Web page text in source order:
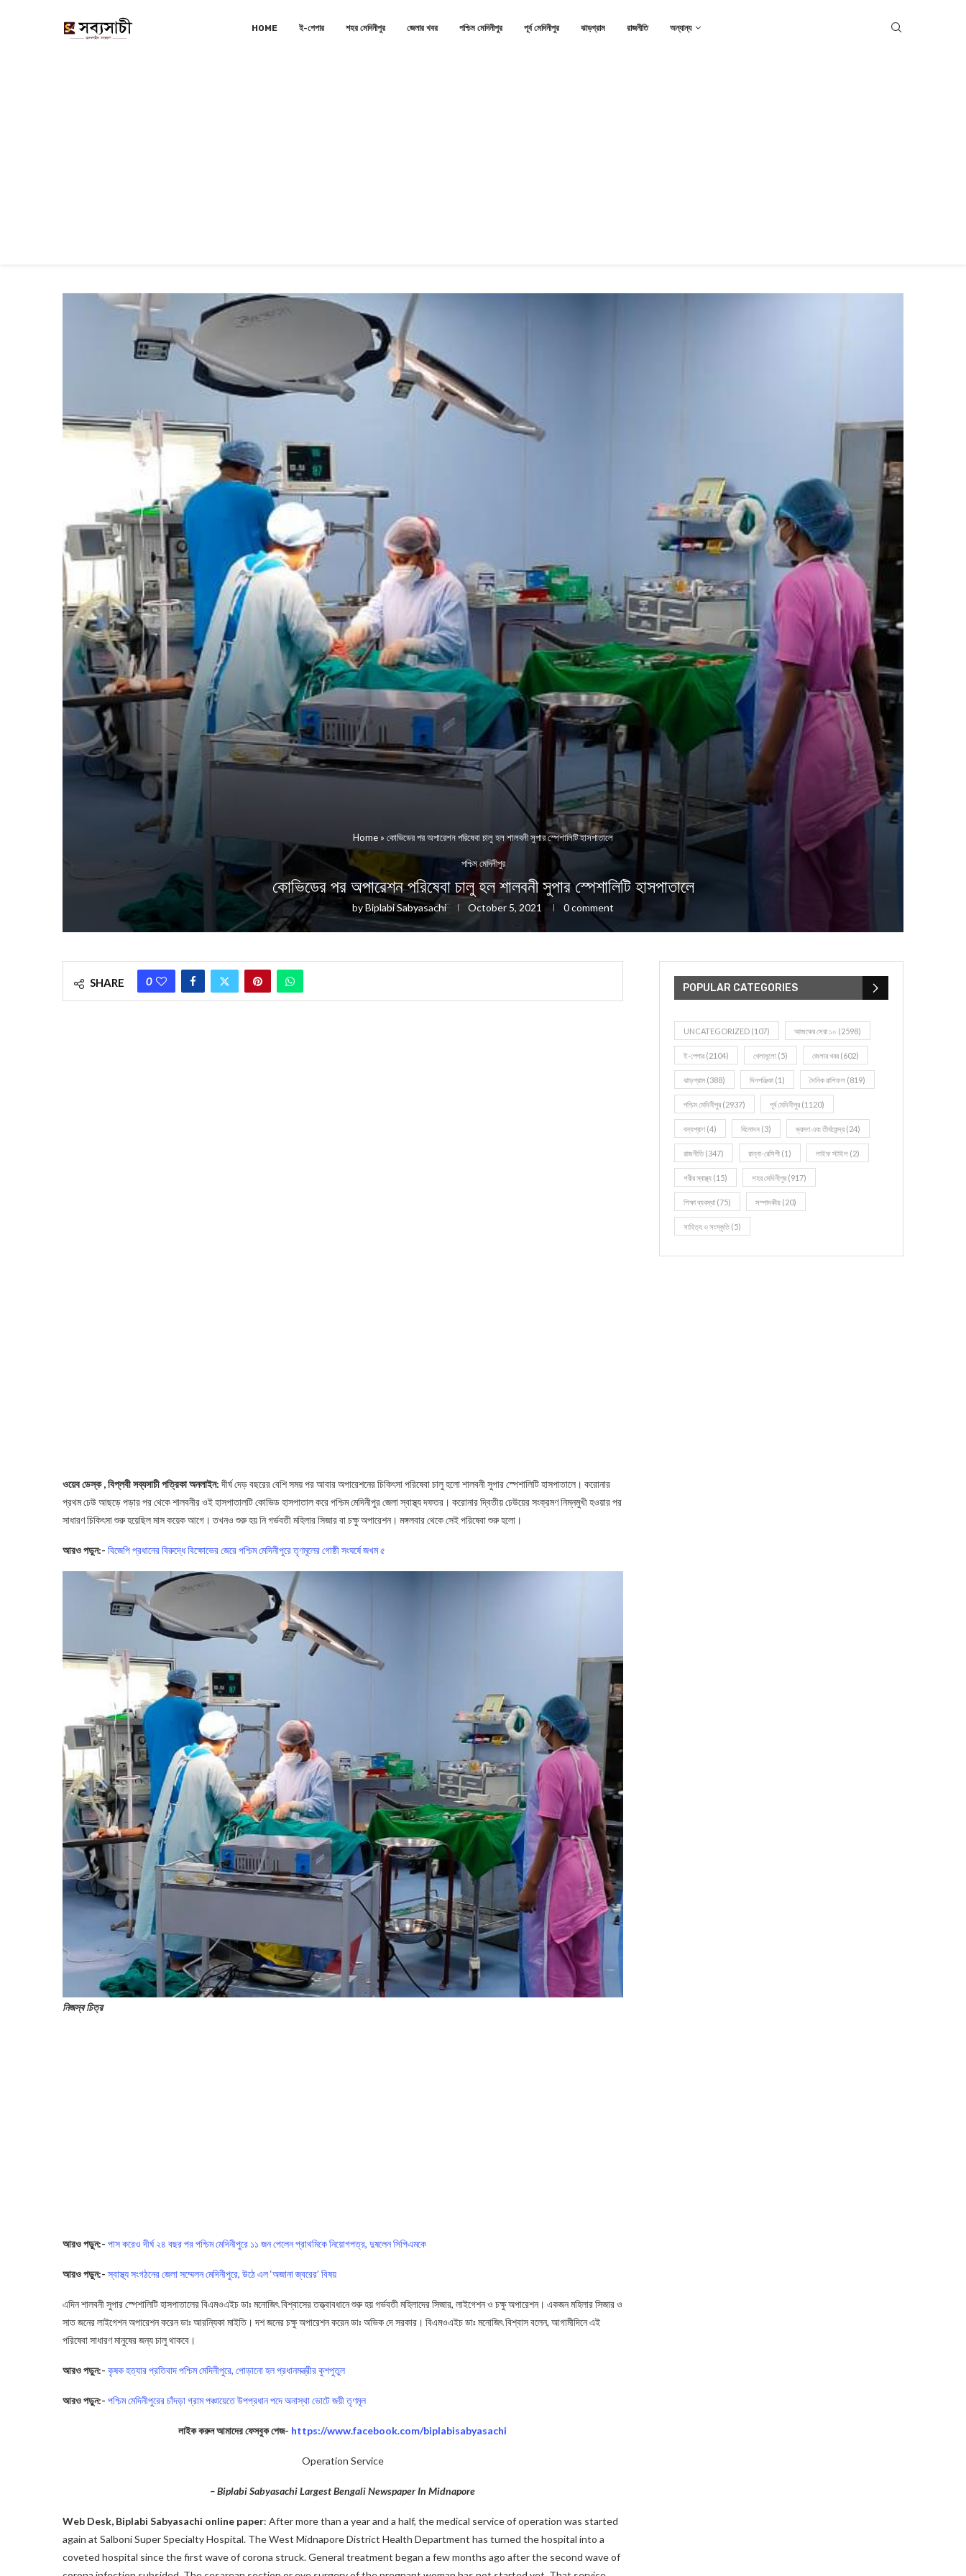
HOME ই-পেপার শহর মেদিনীপুর জেলার খবর পশ্চিম মেদিনীপুর পূর্ব মেদিনীপুর ঝাড়গ্রাম রাজনীতি অন্যান্য
Home » কোভিডের পর অপারেশন পরিষেবা চালু হল শালবনী সুপার স্পেশালিটি হাসপাতালে
পশ্চিম মেদিনীপুর
কোভিডের পর অপারেশন পরিষেবা চালু হল শালবনী সুপার স্পেশালিটি হাসপাতালে
byBiplabi Sabyasachi October 5, 2021 0 comment
SHARE 0
ওয়েব ডেস্ক , বিপ্লবী সব্যসাচী পত্রিকা অনলাইন:দীর্ঘ দেড় বছরের বেশি সময় পর আবার অপারেশনের চিকিৎসা পরিষেবা চালু হলো শালবনী সুপার স্পেশালিটি হাসপাতালে। করোনার
প্রথম ঢেউ আছড়ে পড়ার পর থেকে শালবনীর ওই হাসপাতালটি কোভিড হাসপাতাল করে পশ্চিম মেদিনীপুর জেলা স্বাস্থ্য দফতর। করোনার দ্বিতীয় ঢেউয়ের সংক্রমণ নিম্নমুখী হওয়ার পর
সাধারণ চিকিৎসা শুরু হয়েছিল মাস কয়েক আগে। তখনও শুরু হয় নি গর্ভবতী মহিলার সিজার বা চক্ষু অপারেশন। মঙ্গলবার থেকে সেই পরিষেবা শুরু হলো।
আরও পড়ুন:- বিজেপি প্রধানের বিরুদ্ধে বিক্ষোভের জেরে পশ্চিম মেদিনীপুরে তৃণমূলের গোষ্ঠী সংঘর্ষে জখম ৫
নিজস্ব চিত্র
আরও পড়ুন:- পাস করেও দীর্ঘ ২৪ বছর পর পশ্চিম মেদিনীপুরে ১১ জন পেলেন প্রাথমিকে নিয়োগপত্র, দুষলেন সিপিএমকে
আরও পড়ুন:- স্বাস্থ্য সংগঠনের জেলা সম্মেলন মেদিনীপুরে, উঠে এল ‘অজানা জ্বরের’ বিষয়
এদিন শালবনী সুপার স্পেশালিটি হাসপাতালের বিএমওএইচ ডাঃ মনোজিৎ বিশ্বাসের তত্ত্বাবধানে শুরু হয় গর্ভবতী মহিলাদের সিজার, লাইগেশন ও চক্ষু অপারেশন। একজন মহিলার সিজার ও
সাত জনের লাইগেশন অপারেশন করেন ডাঃ আরন্যিকা মাইতি। দশ জনের চক্ষু অপারেশন করেন ডাঃ অভিক দে সরকার। বিএমওএইচ ডাঃ মনোজিৎ বিশ্বাস বলেন, আগামীদিনে এই
পরিষেবা সাধারণ মানুষের জন্য চালু থাকবে।
আরও পড়ুন:- কৃষক হত্যার প্রতিবাদ পশ্চিম মেদিনীপুরে, পোড়ানো হল প্রধানমন্ত্রীর কুশপুতুল
আরও পড়ুন:- পশ্চিম মেদিনীপুরের চাঁদড়া গ্রাম পঞ্চায়েতে উপপ্রধান পদে অনাস্থা ভোটে জয়ী তৃণমূল
লাইক করুন আমাদের ফেসবুক পেজ- https://www.facebook.com/biplabisabyasachi
Operation Service
– Biplabi Sabyasachi Largest Bengali Newspaper In Midnapore
Web Desk, Biplabi Sabyasachi online paper: After more than a year and a half, the medical service of operation was started
again at Salboni Super Specialty Hospital. The West Midnapore District Health Department has turned the hospital into a
coveted hospital since the first wave of corona struck. General treatment began a few months ago after the second wave of
POPULAR CATEGORIES
UNCATEGORIZED (107) আজকের সেরা ১০ (2598)
ই-পেপার (2104) খেলাধূলো (5) জেলার খবর (602)
ঝাড়গ্রাম (388) দিনপঞ্জিকা (1) দৈনিক রাশিফল (819)
পশ্চিম মেদিনীপুর (2937) পূর্ব মেদিনীপুর (1120)
বন্যপ্রাণ (4) বিনোদন (3) ভ্রমণ এবং তীর্থকেন্দ্র (24)
রাজনীতি(347) রান্না-রেসিপী (1) লাইফ স্টাইল (2)
শরীর স্বাস্থ্য (15) শহর মেদিনীপুর (917)
শিক্ষা ব্যবস্থা (75) সম্পাদকীয় (20)
সাহিত্য ও সংস্কৃতি(5)